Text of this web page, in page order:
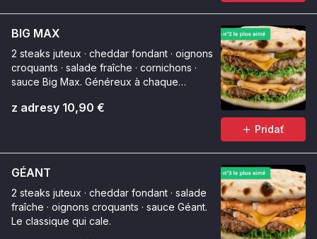
BIG MAX
2 steaks juteux · cheddar fondant · oignons
croquants · salade fraîche · cornichons ·
sauce Big Max. Généreux à chaque
z adresy 10,90 €
Pridať
GÉANT
2 steaks juteux · cheddar fondant · salade
fraîche · oignons croquants · sauce Géant.
Le classique qui cale.